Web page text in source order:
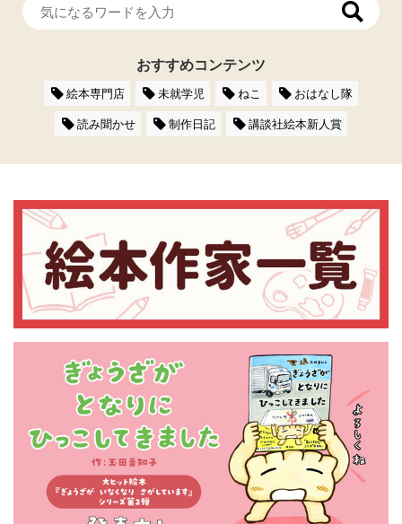
おすすめコンテンツ
絵本専門店 未就学児 ねこ
おはなし隊
読み聞かせ
制作日記 講談社絵本新人賞